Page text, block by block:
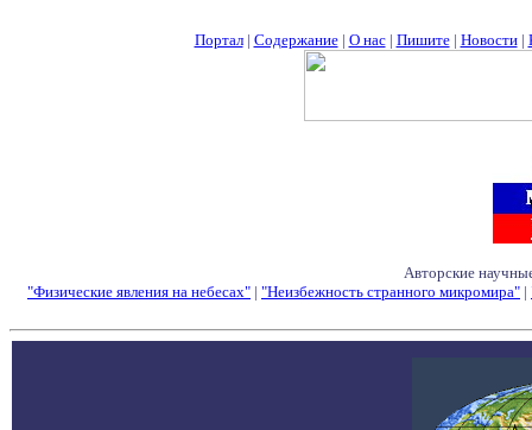
Портал| Содержание| О нас| Пишите| Новости|
Авторские
"Физические явления на небесах" | "Неизбежность странного микромира" |